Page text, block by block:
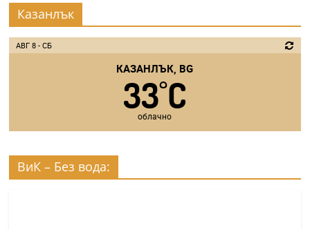
Казанлък
АВГ 8 - СБ
КАЗАНЛЪК, BG
33°C
облачно
ВиК – Без вода: